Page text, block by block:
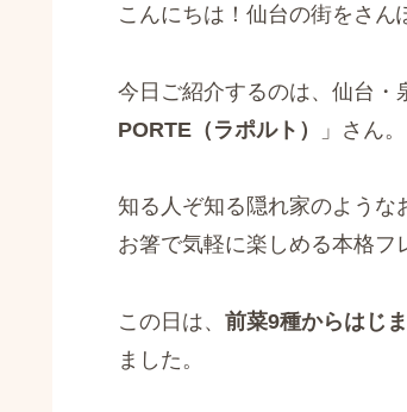
こんにちは！仙台の街をさん
今日ご紹介するのは、仙台・
PORTE（ラポルト）
」さん。
知る人ぞ知る隠れ家のような
お箸で気軽に楽しめる本格フ
この日は、 前菜9種からはじ
ました。